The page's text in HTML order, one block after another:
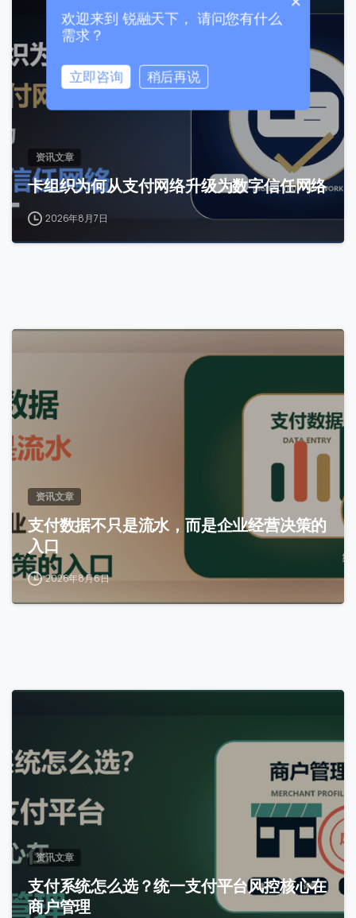
0
资讯文章
卡组织为何从支付网络升级为数字信任网络
2026年8月7日
0
资讯文章
支付数据不只是流水，而是企业经营决策的
入口
2026年8月6日
资讯文章
支付系统怎么选？统一支付平台风控核心在
商户管理
0 / 180
访问历史
欢迎来到 锐融天下， 请问您有什么
需求？
立即咨询 稍后再说